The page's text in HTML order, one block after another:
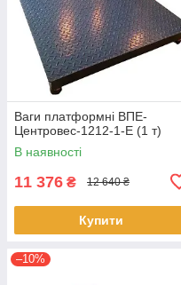
Ваги платформні ВПЕ-
Центровес-1212-1-Е (1 т)
В наявності
11 376 ₴ 12 640 ₴
Купити
–10%